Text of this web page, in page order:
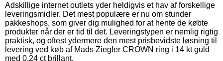
Adskillige internet outlets yder heldigvis et hav af forskellige
leveringsmidler. Det mest populære er nu om stunder
pakkeshops, som giver dig mulighed for at hente de købte
produkter når der er tid til det. Leveringstypen er nemlig rigtig
praktisk, og oftest ydermere den mest prisbevidste løsning til
levering ved køb af Mads Ziegler CROWN ring i 14 kt guld
med 0,24 ct brillant.